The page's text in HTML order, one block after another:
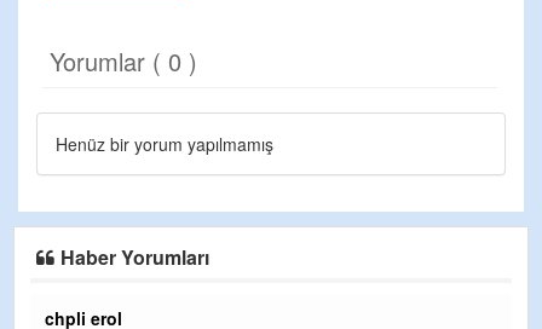
Yorumlar ( 0 )
Henüz bir yorum yapılmamış
Haber Yorumları
chpli erol